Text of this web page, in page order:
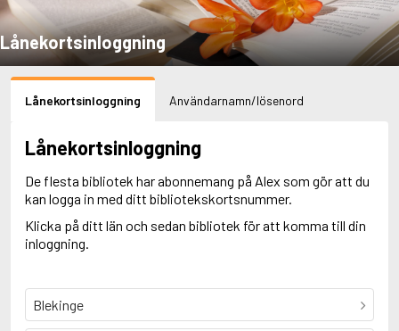
Lånekortsinloggning
Lånekortsinloggning Användarnamn/lösenord
Lånekortsinloggning
De flesta bibliotek har abonnemang på Alex som gör att du
kan logga in med ditt bibliotekskortsnummer.
Klicka på ditt län och sedan bibliotek för att komma till din
inloggning.
Blekinge